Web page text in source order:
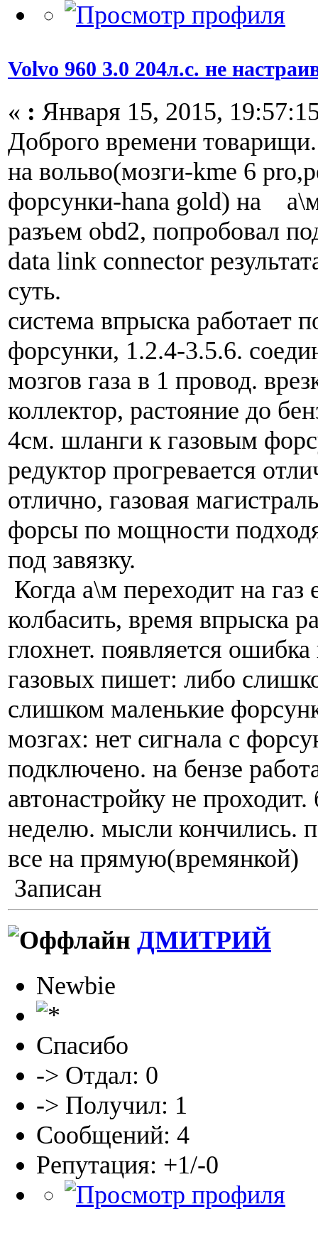
Volvo 960 3.0 204л.с. не
« : Января 15, 2015,
Доброго времени
на вольво(мозги-kme 6
форсунки-hana gold) на а\м
разъем obd2, попробовал
data link connector
суть.
система впрыска работает
форсунки, 1.2.4-3.5.6.
мозгов газа в 1 провод.
коллектор, растояние до
4см. шланги к газовым
редуктор прогревается
отлично, газовая
форсы по мощности
под завязку.
Когда а\м переходит на газ
колбасить, время впрыска
глохнет. появляется
газовых пишет: либо
слишком маленькие
мозгах: нет сигнала с
подключено. на бензе
автонастройку не
неделю. мысли кончились.
все на прямую(времянкой)
Записан
ДМИТРИЙ
Newbie
Спасибо
-> Отдал: 0
-> Получил: 1
Сообщений: 4
Репутация: +1/-0